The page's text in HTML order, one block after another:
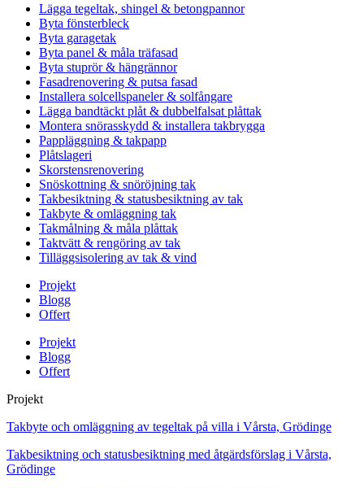
Lägga tegeltak, shingel & betongpannor
Byta fönsterbleck
Byta garagetak
Byta panel & måla träfasad
Byta stuprör & hängrännor
Fasadrenovering & putsa fasad
Installera solcellspaneler & solfångare
Lägga bandtäckt plåt & dubbelfalsat plåttak
Montera snörasskydd & installera takbrygga
Pappläggning & takpapp
Plåtslageri
Skorstensrenovering
Snöskottning & snöröjning tak
Takbesiktning & statusbesiktning av tak
Takbyte & omläggning tak
Takmålning & måla plåttak
Taktvätt & rengöring av tak
Tilläggsisolering av tak & vind
Projekt
Blogg
Offert
Projekt
Blogg
Offert
Projekt
Takbyte och omläggning av tegeltak på villa i Vårsta, Grödinge
Takbesiktning och statusbesiktning med åtgärdsförslag i Vårsta,
Grödinge